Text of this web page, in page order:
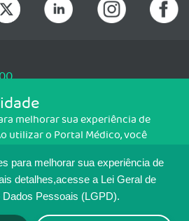
para melhorar sua experiência de
detalhes,acesse a Lei Geral de
Dados Pessoais (LGPD).
L2 Sul, Brasília/DF - CEP: 70200-760 -
melhorar sua experiência de
utilizar o Portal Médico, você
sobre como isso é feito, acesse
você concorda, clique em ACEITO.